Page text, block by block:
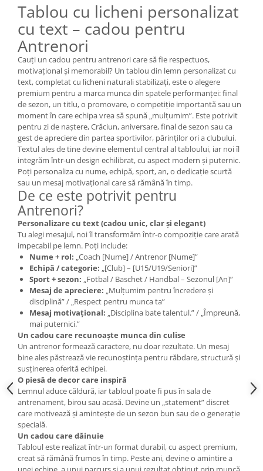
Tablou cu licheni personalizat
cu text – cadou pentru
Antrenori
Cauți un cadou pentru antrenori care să fie respectuos,
motivațional și memorabil? Un tablou din lemn personalizat cu
text, completat cu licheni naturali stabilizați, este o alegere
premium pentru a marca munca din spatele performanței: final
de sezon, un titlu, o promovare, o competiție importantă sau un
moment în care echipa vrea să spună „mulțumim”. Este potrivit
pentru zi de naștere, Crăciun, aniversare, final de sezon sau ca
gest de apreciere din partea sportivilor, părinților ori a clubului.
Textul ales de tine devine elementul central al tabloului, iar noi îl
integrăm într-un design echilibrat, cu aspect modern și puternic.
Poți personaliza cu nume, echipă, sport, an, o dedicație scurtă
sau un mesaj motivațional care să rămână în timp.
De ce este potrivit pentru
Antrenori?
Personalizare cu text (cadou unic, clar și elegant)
Tu alegi mesajul, noi îl transformăm într-o compoziție care arată
impecabil pe lemn. Poți include:
Nume + rol: „Coach [Nume] / Antrenor [Nume]”
Echipă / categorie: „[Club] – [U15/U19/Seniori]”
Sport + sezon: „Fotbal / Baschet / Handbal – Sezonul [An]”
Mesaj de apreciere: „Mulțumim pentru încredere și
disciplină” / „Respect pentru munca ta”
Mesaj motivațional: „Disciplina bate talentul.” / „Împreună,
mai puternici.”
Un cadou care recunoaște munca din culise
Un antrenor formează caractere, nu doar rezultate. Un mesaj
bine ales păstrează vie recunoștința pentru răbdare, structură și
susținerea oferită echipei.
O piesă de decor care inspiră
Lemnul aduce căldură, iar tabloul poate fi pus în sala de
antrenament, birou sau acasă. Devine un „statement” discret
care motivează și amintește de un sezon bun sau de o generație
specială.
Un cadou care dăinuie
Tabloul este realizat într-un format durabil, cu aspect premium,
creat să rămână frumos în timp. Peste ani, devine o amintire a